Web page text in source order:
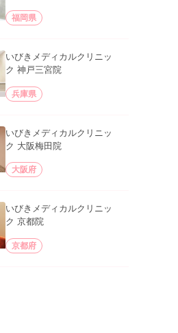
福岡県
いびきメディカルクリニッ
ク 神戸三宮院
兵庫県
いびきメディカルクリニッ
ク 大阪梅田院
大阪府
いびきメディカルクリニッ
ク 京都院
京都府